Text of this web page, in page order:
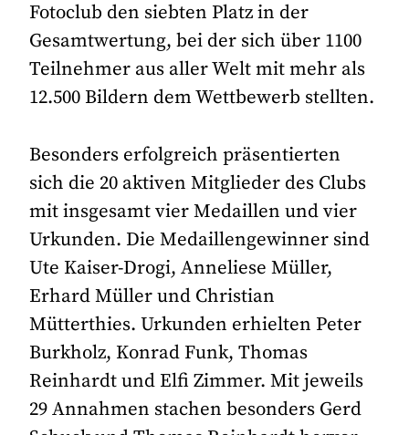
Fotoclub den siebten Platz in der
Gesamtwertung, bei der sich über 1100
Teilnehmer aus aller Welt mit mehr als
12.500 Bildern dem Wettbewerb stellten.
Besonders erfolgreich präsentierten
sich die 20 aktiven Mitglieder des Clubs
mit insgesamt vier Medaillen und vier
Urkunden. Die Medaillengewinner sind
Ute Kaiser-Drogi, Anneliese Müller,
Erhard Müller und Christian
Mütterthies. Urkunden erhielten Peter
Burkholz, Konrad Funk, Thomas
Reinhardt und Elfi Zimmer. Mit jeweils
29 Annahmen stachen besonders Gerd